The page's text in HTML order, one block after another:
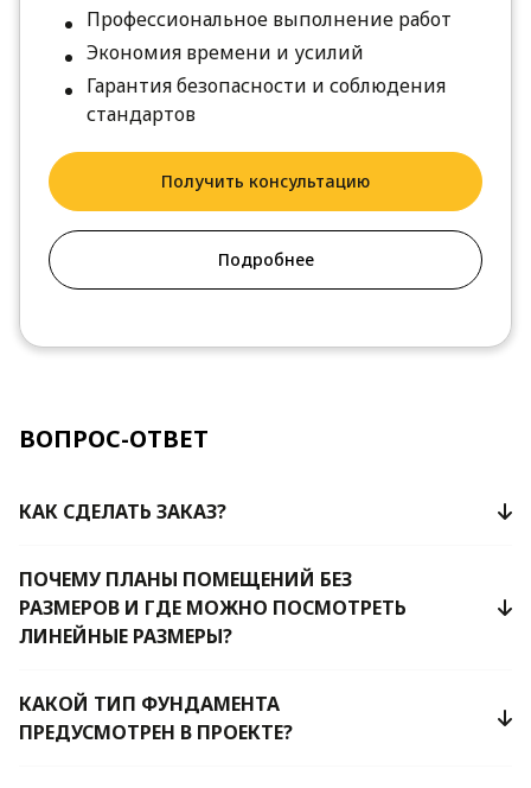
Профессиональное выполнение работ
Экономия времени и усилий
Гарантия безопасности и соблюдения
стандартов
Получить консультацию
Подробнее
ВОПРОС-ОТВЕТ
КАК СДЕЛАТЬ ЗАКАЗ?
ПОЧЕМУ ПЛАНЫ ПОМЕЩЕНИЙ БЕЗ
РАЗМЕРОВ И ГДЕ МОЖНО ПОСМОТРЕТЬ
ЛИНЕЙНЫЕ РАЗМЕРЫ?
КАКОЙ ТИП ФУНДАМЕНТА
ПРЕДУСМОТРЕН В ПРОЕКТЕ?